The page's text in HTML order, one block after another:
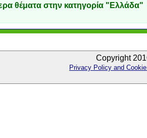
θέματα στην κατηγορία "Ελλάδα"
Copyright
Privacy Policy and